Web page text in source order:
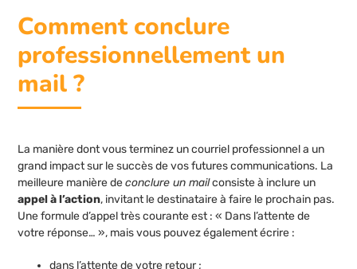
Comment conclure
professionnellement un
mail ?
La manière dont vous terminez un courriel professionnel a un
grand impact sur le succès de vos futures communications. La
meilleure manière deconclure un mailconsiste à inclure un
appel à l’action, invitant le destinataire à faire le prochain pas.
Une formule d’appel très courante est : « Dans l’attente de
votre réponse… », mais vous pouvez également écrire :
dans l’attente de votre retour ;